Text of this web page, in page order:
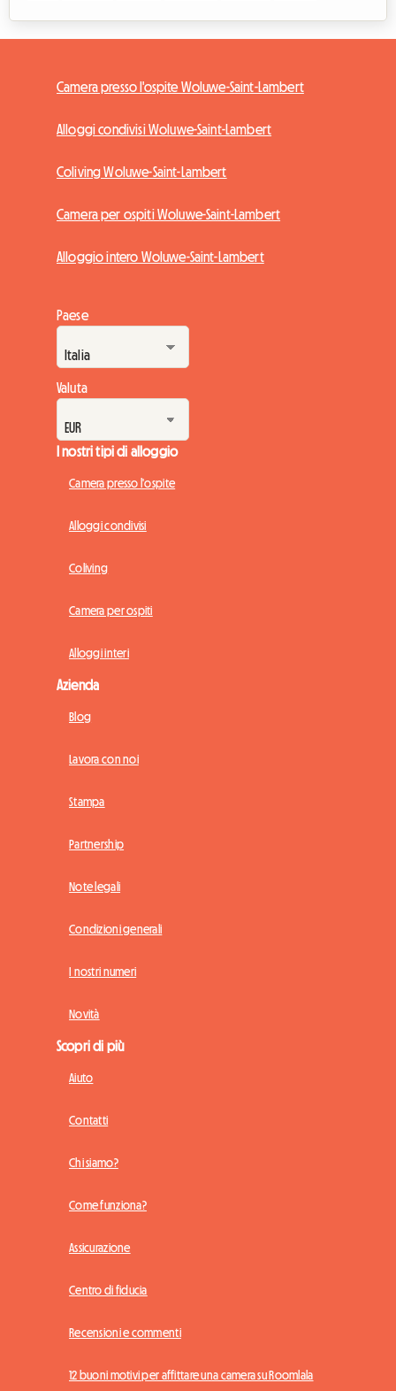
Camera presso l'ospite Woluwe-Saint-Lambert
Alloggi condivisi Woluwe-Saint-Lambert
Coliving Woluwe-Saint-Lambert
Camera per ospiti Woluwe-Saint-Lambert
Alloggio intero Woluwe-Saint-Lambert
Paese
Valuta
I nostri tipi di alloggio
Camera presso l'ospite
Alloggi condivisi
Coliving
Camera per ospiti
Alloggi interi
Azienda
Blog
Lavora con noi
Stampa
Partnership
Note legali
Condizioni generali
I nostri numeri
Novità
Scopri di più
Aiuto
Contatti
Chi siamo?
Come funziona?
Assicurazione
Centro di fiducia
Recensioni e commenti
12 buoni motivi per affittare una camera su Roomlala